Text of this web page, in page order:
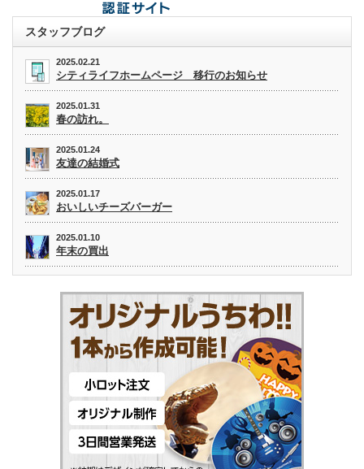
スタッフブログ
2025.02.21
シティライフホームページ 移行のお知らせ
2025.01.31
春の訪れ。
2025.01.24
友達の結婚式
2025.01.17
おいしいチーズバーガー
2025.01.10
年末の買出